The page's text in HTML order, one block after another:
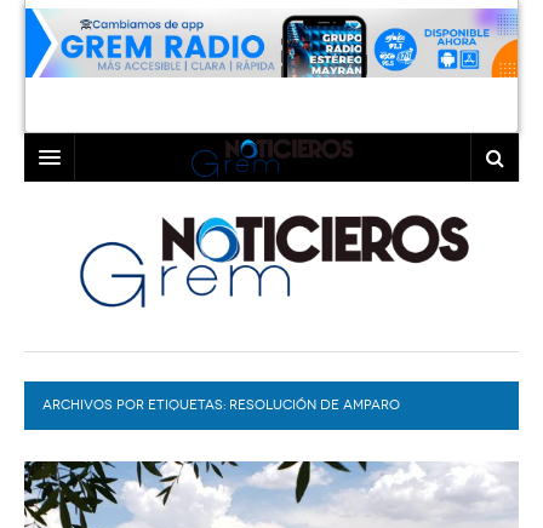
LAGUNA
TORREÓN
GÓMEZ PALACIO
LERDO
COAHUILA
DURANGO
DEPORTES
EXA
COLABORADORES
ARCHIVOS POR ETIQUETAS: RESOLUCIÓN DE AMPARO